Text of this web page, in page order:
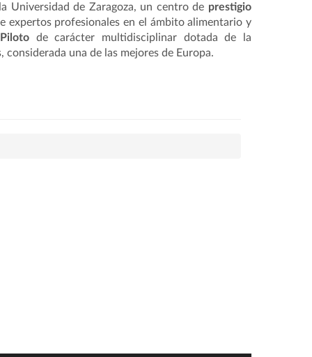
Universidad de Zaragoza, un centro de prestigio
expertos profesionales en el ámbito alimentario y
de carácter multidisciplinar dotada de la
una de las mejores de Europa.